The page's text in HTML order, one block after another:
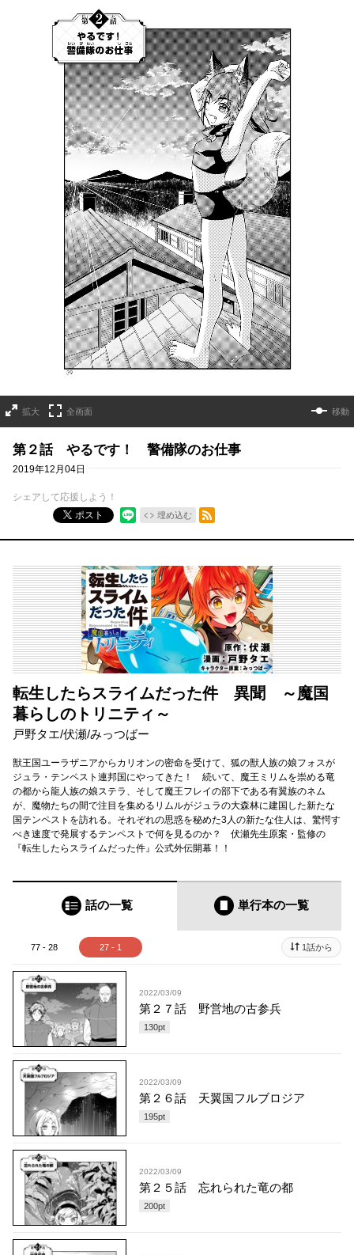
拡大 全画面 移動
第２話 やるです！ 警備隊のお仕事
2019年12月04日
シェアして応援しよう！
ポスト
埋め込む
RSSフィード
転生したらスライムだった件 異聞 ～魔国
暮らしのトリニティ～
戸野タエ/伏瀬/みっつばー
獣王国ユーラザニアからカリオンの密命を受けて、狐の獣人族の娘フォスが
ジュラ・テンペスト連邦国にやってきた！ 続いて、魔王ミリムを崇める竜
の都から龍人族の娘ステラ、そして魔王フレイの部下である有翼族のネム
が、魔物たちの間で注目を集めるリムルがジュラの大森林に建国した新たな
国テンペストを訪れる。それぞれの思惑を秘めた3人の新たな住人は、驚愕す
べき速度で発展するテンペストで何を見るのか？ 伏瀬先生原案・監修の
『転生したらスライムだった件』公式外伝開幕！！
話の一覧 単行本の一覧
77 - 28 27 - 1 1話から
2022/03/09
第２７話 野営地の古参兵
130pt
2022/03/09
第２６話 天翼国フルブロジア
195pt
2022/03/09
第２５話 忘れられた竜の都
200pt